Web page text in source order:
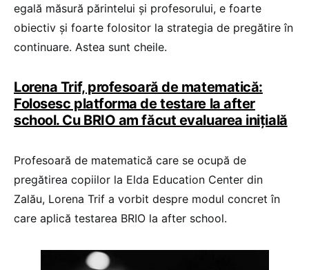
egală măsură părintelui și profesorului, e foarte
obiectiv și foarte folositor la strategia de pregătire în
continuare. Astea sunt cheile.
Lorena Trif, profesoară de matematică:
Folosesc platforma de testare la after
school. Cu BRIO am făcut evaluarea inițială
Profesoară de matematică care se ocupă de
pregătirea copiilor la Elda Education Center din
Zalău, Lorena Trif a vorbit despre modul concret în
care aplică testarea BRIO la after school.